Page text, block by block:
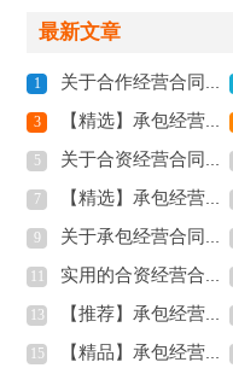
最新文章
1 关于合作经营合同范文汇编五篇
3 【精选】承包经营合同范文汇编6篇
5 关于合资经营合同范文汇总7篇
7 【精选】承包经营合同模板5篇
9 关于承包经营合同模板汇编五篇
实用的合资经营合同模板汇编6篇
13 【推荐】承包经营合同合集九篇
15 【精品】承包经营合同范文9篇